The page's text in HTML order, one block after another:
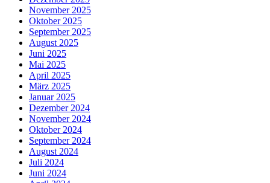
November 2025
Oktober 2025
September 2025
August 2025
Juni 2025
Mai 2025
April 2025
März 2025
Januar 2025
Dezember 2024
November 2024
Oktober 2024
September 2024
August 2024
Juli 2024
Juni 2024